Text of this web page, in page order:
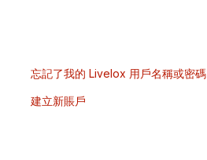
忘記了我的 Livelox 用戶名稱或密碼
建立新賬戶